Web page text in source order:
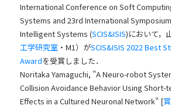
International Conference on Soft
Systems and 23rd International
Intelligent Systems (SCIS&ISIS)において，
工学研究室 ・M1）がSCIS&ISIS 2022 Best
Awardを受賞しました．
Noritaka Yamaguchi, "A Neuro-robot
Collision Avoidance Behavior Using Short-
Effects in a Cultured Neuronal Network" [